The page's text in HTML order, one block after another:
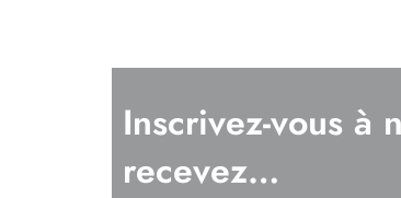
Inscrivez-vous à
recevez…